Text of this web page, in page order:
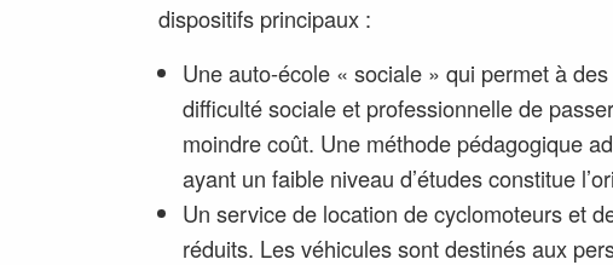
dispositifs principaux :
Une auto-école « sociale » qui permet à
difficulté sociale et professionnelle de
moindre coût. Une méthode pédagogique
ayant un faible niveau d’études constitue
Un service de location de cyclomoteurs et
réduits. Les véhicules sont destinés aux